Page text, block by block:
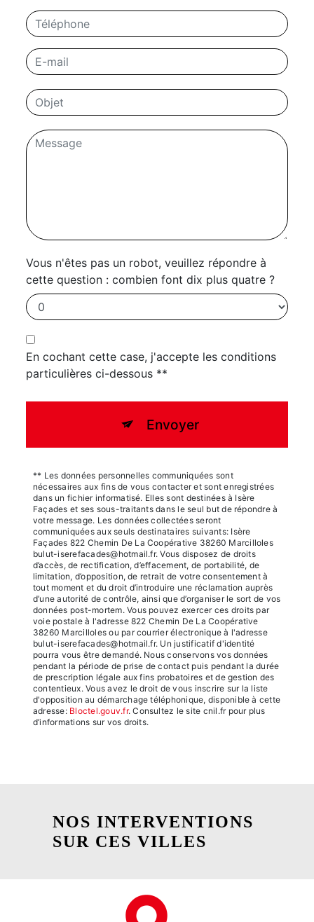
Vous n'êtes pas un robot, veuillez répondre à
cette question : combien font dix plus quatre ?
En cochant cette case, j'accepte les conditions
particulières ci-dessous **
Envoyer
** Les données personnelles communiquées sont
nécessaires aux fins de vous contacter et sont enregistrées
dans un fichier informatisé. Elles sont destinées à Isère
Façades et ses sous-traitants dans le seul but de répondre à
votre message. Les données collectées seront
communiquées aux seuls destinataires suivants: Isère
Façades 822 Chemin De La Coopérative 38260 Marcilloles
bulut-iserefacades@hotmail.fr. Vous disposez de droits
d’accès, de rectification, d’effacement, de portabilité, de
limitation, d’opposition, de retrait de votre consentement à
tout moment et du droit d’introduire une réclamation auprès
d’une autorité de contrôle, ainsi que d’organiser le sort de vos
données post-mortem. Vous pouvez exercer ces droits par
voie postale à l'adresse 822 Chemin De La Coopérative
38260 Marcilloles ou par courrier électronique à l'adresse
bulut-iserefacades@hotmail.fr. Un justificatif d'identité
pourra vous être demandé. Nous conservons vos données
pendant la période de prise de contact puis pendant la durée
de prescription légale aux fins probatoires et de gestion des
contentieux. Vous avez le droit de vous inscrire sur la liste
d'opposition au démarchage téléphonique, disponible à cette
adresse: Bloctel.gouv.fr. Consultez le site cnil.fr pour plus
d’informations sur vos droits.
NOS INTERVENTIONS
SUR CES VILLES